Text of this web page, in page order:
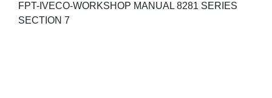
FPT-IVECO-WORKSHOP MANUAL 8281 SERIES
SECTION 7